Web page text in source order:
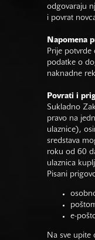
odgovaraju
i povrat
Napomena
Prije
podatke o
naknadne
Povrati i
Sukladno
pravo na
ulaznice),
sredstava
roku od 60
ulaznica
Pisani
e-
Na sve upite